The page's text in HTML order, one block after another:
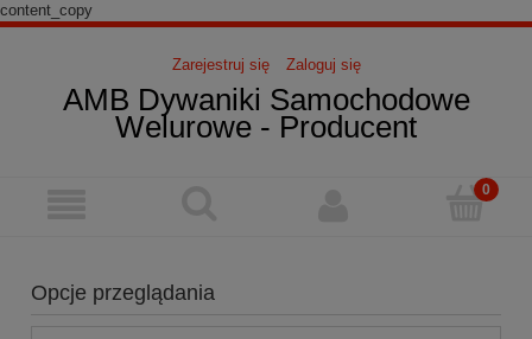
content_copy
Zarejestruj się Zaloguj się
AMB Dywaniki Samochodowe
Welurowe - Producent
Opcje przeglądania